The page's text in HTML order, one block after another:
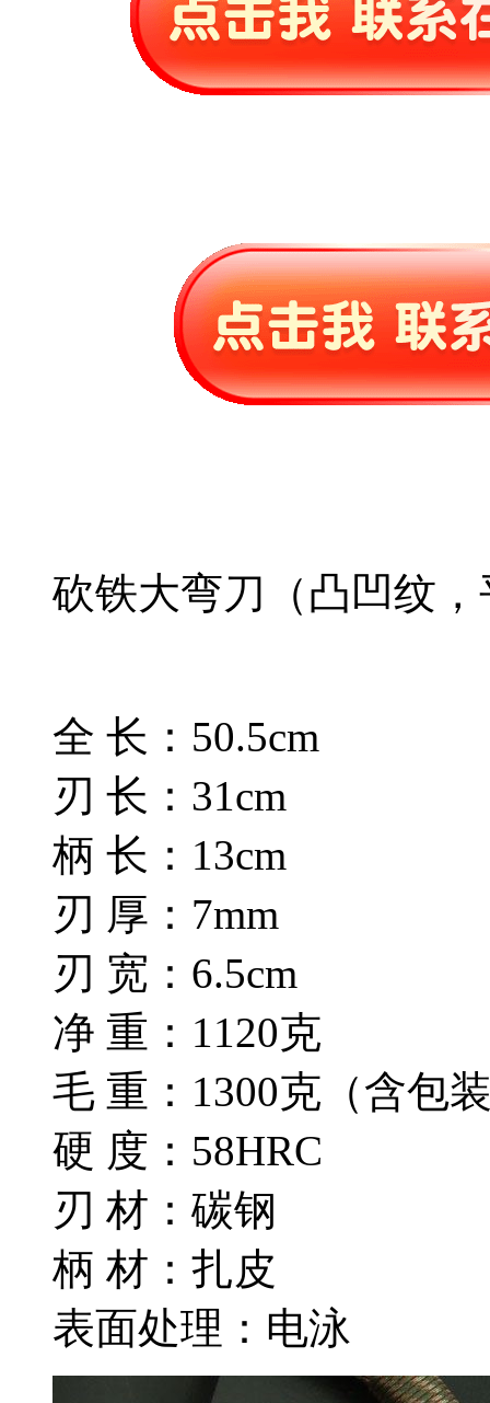
砍铁大弯刀（凸凹纹
全 长：50.5cm
刃 长：31cm
柄 长：13cm
刃 厚：7mm
刃 宽：6.5cm
净 重：1120克
毛 重：1300克（含包
硬 度：58HRC
刃 材：碳钢
柄 材：扎皮
表面处理：电泳